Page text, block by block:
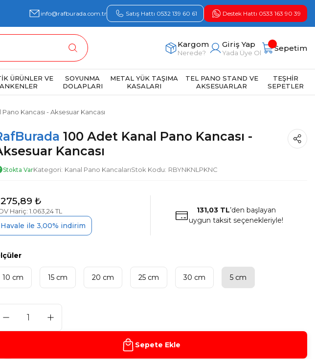
info@rafburada.com.tr Satış Hattı 0532 139 60 61 Destek Hattı 0533 163 90 39
Kargom
Nerede?
Giriş Yap
Yada Üye Ol Sepetim
ÜRÜNLER VE
SOYUNMA
DOLAPLARI
METAL YÜK TAŞIMA
KASALARI
TEL PANO STAND VE
AKSESUARLAR
TEŞHİR
SEPETLER
Kancası - Aksesuar Kancası
100 Adet Kanal Pano Kancası -
Kancası
Stokta VarKategori Kanal Pano KancalarıStok Kodu RBYNKNLPKNC
₺
Hariç: 1.063,24 TL
Havale ile 3,00% indirim
131,03 TL’den başlayan
uygun taksit seçenekleriyle!
10 cm 15 cm 20 cm 25 cm 30 cm 5 cm
Sepete Ekle